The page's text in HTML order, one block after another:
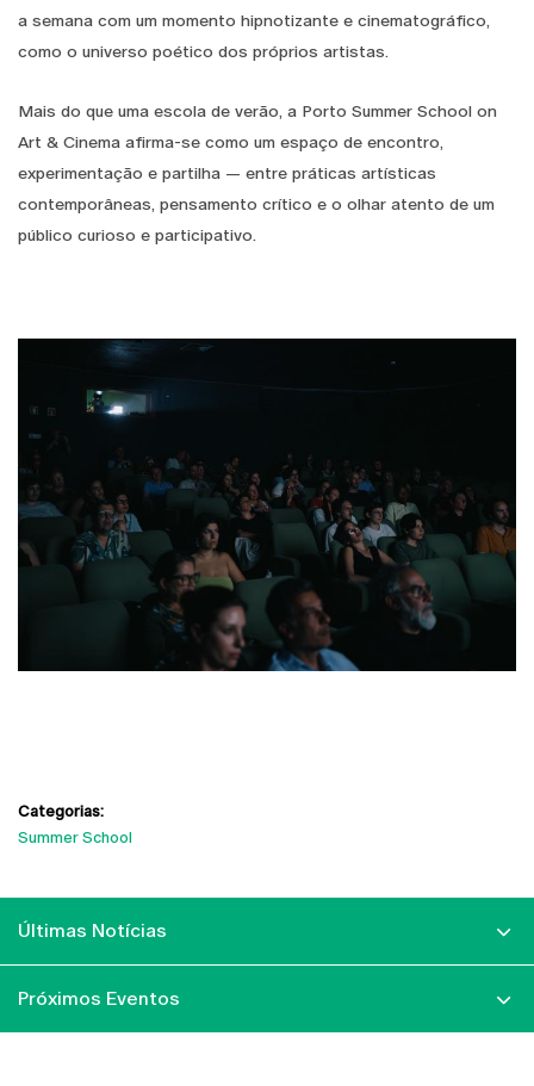
a semana com um momento hipnotizante e cinematográfico,
como o universo poético dos próprios artistas.
Mais do que uma escola de verão, a Porto Summer School on
Art & Cinema afirma-se como um espaço de encontro,
experimentação e partilha — entre práticas artísticas
contemporâneas, pensamento crítico e o olhar atento de um
público curioso e participativo.
Categorias:
Summer School
Últimas Notícias
Próximos Eventos